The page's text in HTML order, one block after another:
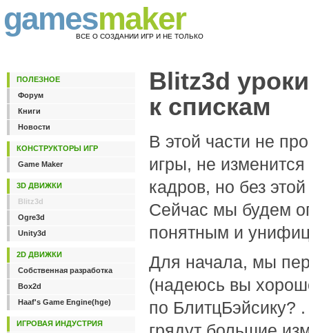
gamesmaker
ВСЕ О СОЗДАНИИ ИГР И НЕ ТОЛЬКО
Blitz3d
к спискам
В этой части не
игры, не
кадров, но без
Сейчас мы будем
понятным и
Для начала, мы
(надеюсь вы
по БлитцБэйсику?
ПОЛЕЗНОЕ
Форум
Книги
Новости
КОНСТРУКТОРЫ ИГР
Game Maker
3D ДВИЖКИ
Blitz3d
Ogre3d
Unity3d
2D ДВИЖКИ
Собственная разработка
Box2d
Haaf's Game Engine(hge)
ИГРОВАЯ ИНДУСТРИЯ